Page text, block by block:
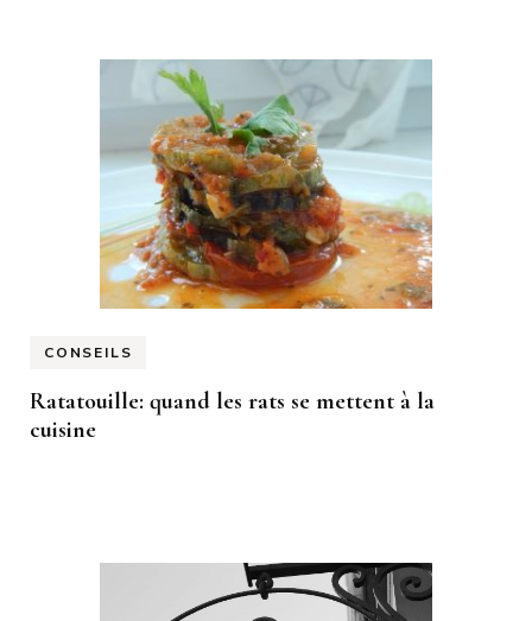
CONSEILS
Ratatouille: quand les rats se mettent à la
cuisine